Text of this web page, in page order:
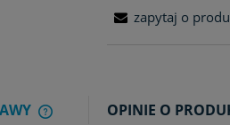
zapytaj o
OPINIE O